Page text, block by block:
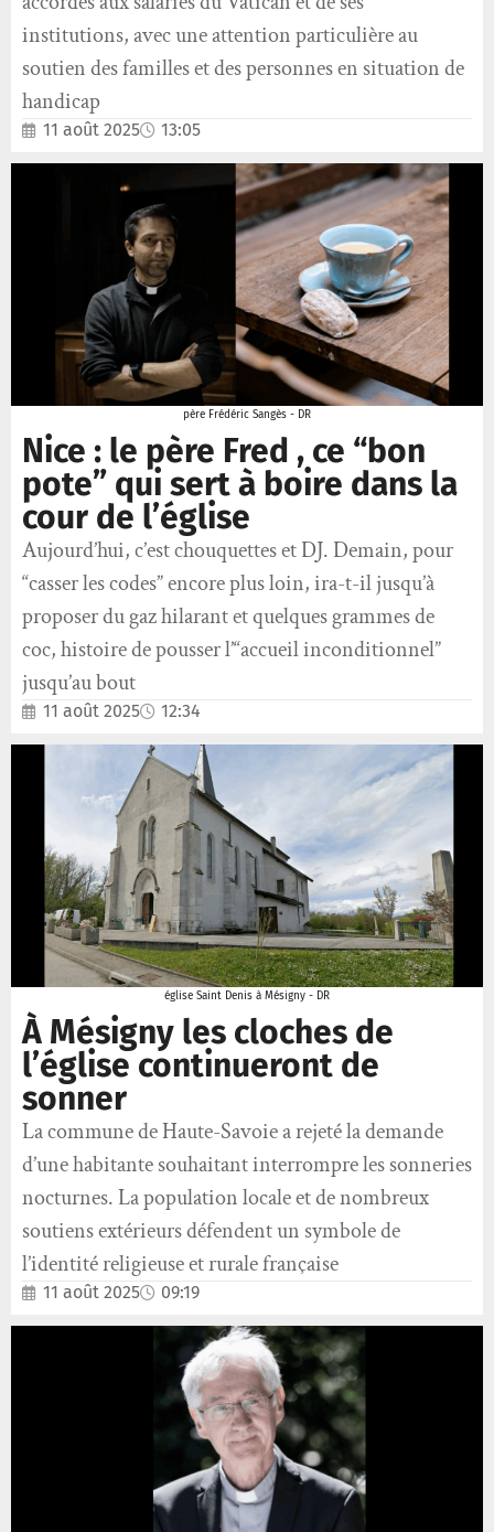
institutions, avec une attention particulière au
soutien des familles et des personnes en situation de
handicap
11 août 2025 13:05
père Frédéric Sangès - DR
Nice : le père Fred , ce “bon
pote” qui sert à boire dans la
cour de l’église
Aujourd’hui, c’est chouquettes et DJ. Demain, pour
“casser les codes” encore plus loin, ira-t-il jusqu’à
proposer du gaz hilarant et quelques grammes de
coc, histoire de pousser l’“accueil inconditionnel”
jusqu’au bout
11 août 2025 12:34
église Saint Denis à Mésigny - DR
À Mésigny les cloches de
l’église continueront de
sonner
La commune de Haute-Savoie a rejeté la demande
d’une habitante souhaitant interrompre les sonneries
nocturnes. La population locale et de nombreux
soutiens extérieurs défendent un symbole de
l’identité religieuse et rurale française
11 août 2025 09:19